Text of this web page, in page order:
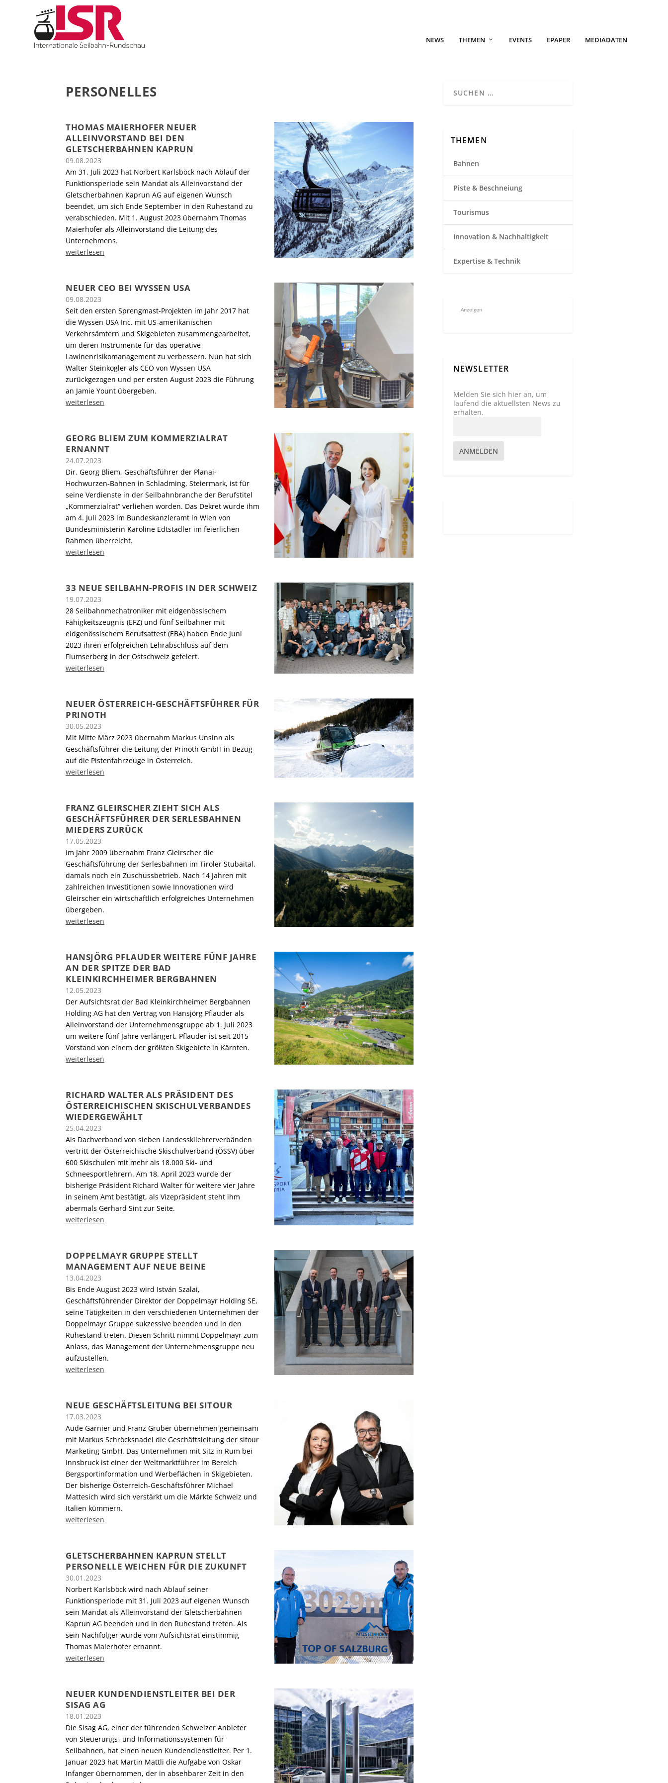
NEWS THEMEN EVENTS EPAPER MEDIADATEN
PERSONELLES
THOMAS MAIERHOFER NEUER
ALLEINVORSTAND BEI DEN
GLETSCHERBAHNEN KAPRUN
09.08.2023
Am 31. Juli 2023 hat Norbert Karlsböck nach Ablauf der
Funktionsperiode sein Mandat als Alleinvorstand der
Gletscherbahnen Kaprun AG auf eigenen Wunsch
beendet, um sich Ende September in den Ruhestand zu
verabschieden. Mit 1. August 2023 übernahm Thomas
Maierhofer als Alleinvorstand die Leitung des
Unternehmens.
weiterlesen
NEUER CEO BEI WYSSEN USA
09.08.2023
Seit den ersten Sprengmast-Projekten im Jahr 2017 hat
die Wyssen USA Inc. mit US-amerikanischen
Verkehrsämtern und Skigebieten zusammengearbeitet,
um deren Instrumente für das operative
Lawinenrisikomanagement zu verbessern. Nun hat sich
Walter Steinkogler als CEO von Wyssen USA
zurückgezogen und per ersten August 2023 die Führung
an Jamie Yount übergeben.
weiterlesen
GEORG BLIEM ZUM KOMMERZIALRAT
ERNANNT
24.07.2023
Dir. Georg Bliem, Geschäftsführer der Planai-
Hochwurzen-Bahnen in Schladming, Steiermark, ist für
seine Verdienste in der Seilbahnbranche der Berufstitel
„Kommerzialrat“ verliehen worden. Das Dekret wurde ihm
am 4. Juli 2023 im Bundeskanzleramt in Wien von
Bundesministerin Karoline Edtstadler im feierlichen
Rahmen überreicht.
weiterlesen
33 NEUE SEILBAHN-PROFIS IN DER SCHWEIZ
19.07.2023
28 Seilbahnmechatroniker mit eidgenössischem
Fähigkeitszeugnis (EFZ) und fünf Seilbahner mit
eidgenössischem Berufsattest (EBA) haben Ende Juni
2023 ihren erfolgreichen Lehrabschluss auf dem
Flumserberg in der Ostschweiz gefeiert.
weiterlesen
NEUER ÖSTERREICH-GESCHÄFTSFÜHRER FÜR
PRINOTH
30.05.2023
Mit Mitte März 2023 übernahm Markus Unsinn als
Geschäftsführer die Leitung der Prinoth GmbH in Bezug
auf die Pistenfahrzeuge in Österreich.
weiterlesen
FRANZ GLEIRSCHER ZIEHT SICH ALS
GESCHÄFTSFÜHRER DER SERLESBAHNEN
MIEDERS ZURÜCK
17.05.2023
Im Jahr 2009 übernahm Franz Gleirscher die
Geschäftsführung der Serlesbahnen im Tiroler Stubaital,
damals noch ein Zuschussbetrieb. Nach 14 Jahren mit
zahlreichen Investitionen sowie Innovationen wird
Gleirscher ein wirtschaftlich erfolgreiches Unternehmen
übergeben.
weiterlesen
HANSJÖRG PFLAUDER WEITERE FÜNF JAHRE
AN DER SPITZE DER BAD
KLEINKIRCHHEIMER BERGBAHNEN
12.05.2023
Der Aufsichtsrat der Bad Kleinkirchheimer Bergbahnen
Holding AG hat den Vertrag von Hansjörg Pflauder als
Alleinvorstand der Unternehmensgruppe ab 1. Juli 2023
um weitere fünf Jahre verlängert. Pflauder ist seit 2015
Vorstand von einem der größten Skigebiete in Kärnten.
weiterlesen
RICHARD WALTER ALS PRÄSIDENT DES
ÖSTERREICHISCHEN SKISCHULVERBANDES
WIEDERGEWÄHLT
25.04.2023
Als Dachverband von sieben Landesskilehrerverbänden
vertritt der Österreichische Skischulverband (ÖSSV) über
600 Skischulen mit mehr als 18.000 Ski- und
Schneesportlehrern. Am 18. April 2023 wurde der
bisherige Präsident Richard Walter für weitere vier Jahre
in seinem Amt bestätigt, als Vizepräsident steht ihm
abermals Gerhard Sint zur Seite.
weiterlesen
DOPPELMAYR GRUPPE STELLT
MANAGEMENT AUF NEUE BEINE
13.04.2023
Bis Ende August 2023 wird István Szalai,
Geschäftsführender Direktor der Doppelmayr Holding SE,
seine Tätigkeiten in den verschiedenen Unternehmen der
Doppelmayr Gruppe sukzessive beenden und in den
Ruhestand treten. Diesen Schritt nimmt Doppelmayr zum
Anlass, das Management der Unternehmensgruppe neu
aufzustellen.
weiterlesen
NEUE GESCHÄFTSLEITUNG BEI SITOUR
17.03.2023
Aude Garnier und Franz Gruber übernehmen gemeinsam
mit Markus Schröcksnadel die Geschäftsleitung der sitour
Marketing GmbH. Das Unternehmen mit Sitz in Rum bei
Innsbruck ist einer der Weltmarktführer im Bereich
Bergsportinformation und Werbeflächen in Skigebieten.
Der bisherige Österreich-Geschäftsführer Michael
Mattesich wird sich verstärkt um die Märkte Schweiz und
Italien kümmern.
weiterlesen
GLETSCHERBAHNEN KAPRUN STELLT
PERSONELLE WEICHEN FÜR DIE ZUKUNFT
30.01.2023
Norbert Karlsböck wird nach Ablauf seiner
Funktionsperiode mit 31. Juli 2023 auf eigenen Wunsch
sein Mandat als Alleinvorstand der Gletscherbahnen
Kaprun AG beenden und in den Ruhestand treten. Als
sein Nachfolger wurde vom Aufsichtsrat einstimmig
Thomas Maierhofer ernannt.
weiterlesen
NEUER KUNDENDIENSTLEITER BEI DER
SISAG AG
18.01.2023
Die Sisag AG, einer der führenden Schweizer Anbieter
von Steuerungs- und Informationssystemen für
Seilbahnen, hat einen neuen Kundendienstleiter. Per 1.
Januar 2023 hat Martin Mattli die Aufgabe von Oskar
Infanger übernommen, der in absehbarer Zeit in den
THEMEN
Bahnen
Piste & Beschneiung
Tourismus
Innovation & Nachhaltigkeit
Expertise & Technik
Anzeigen
NEWSLETTER
Melden Sie sich hier an, um
laufend die aktuellsten News zu
erhalten.
ANMELDEN